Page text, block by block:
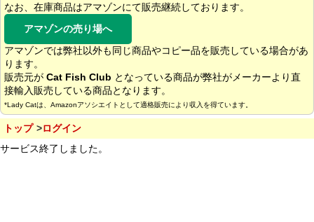
なお、在庫商品はアマゾンにて販売継続しております。
アマゾンの売り場へ
アマゾンでは弊社以外も同じ商品やコピー品を販売している場合があ
ります。
販売元が Cat Fish Club となっている商品が弊社がメーカーより直
接輸入販売している商品となります。
*Lady Catは、Amazonアソシエイトとして適格販売により収入を得ています。
トップ
ログイン
サービス終了しました。